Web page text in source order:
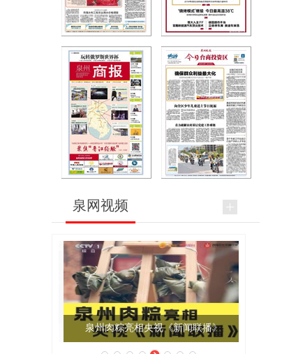
泉网视频
泉州肉粽亮相央视《新闻联播》